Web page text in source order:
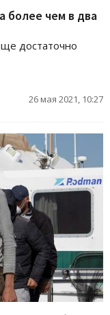
более чем в два
достаточно
26 мая 2021, 10:27